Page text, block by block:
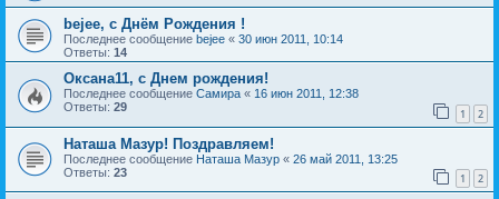
bejee, с Днём Рождения !
Последнее сообщение bejee « 30 июн 2011, 10:14
Ответы: 14
Оксана11, с Днем рождения!
Последнее сообщение Самира « 16 июн 2011, 12:38
Ответы: 29 1 2
Наташа Мазур! Поздравляем!
Последнее сообщение Наташа Мазур « 26 май 2011, 13:25
Ответы: 23 1 2